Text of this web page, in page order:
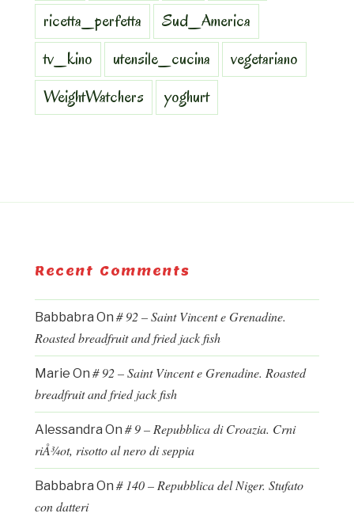
ricetta_perfetta
Sud_America
tv_kino
utensile_cucina
vegetariano
WeightWatchers
yoghurt
Recent Comments
Babbabra On # 92 – Saint Vincent e Grenadine.
Roasted breadfruit and fried jack fish
Marie On # 92 – Saint Vincent e Grenadine. Roasted
breadfruit and fried jack fish
Alessandra On # 9 – Repubblica di Croazia. Crni
riÅ¾ot, risotto al nero di seppia
Babbabra On # 140 – Repubblica del Niger. Stufato
con datteri